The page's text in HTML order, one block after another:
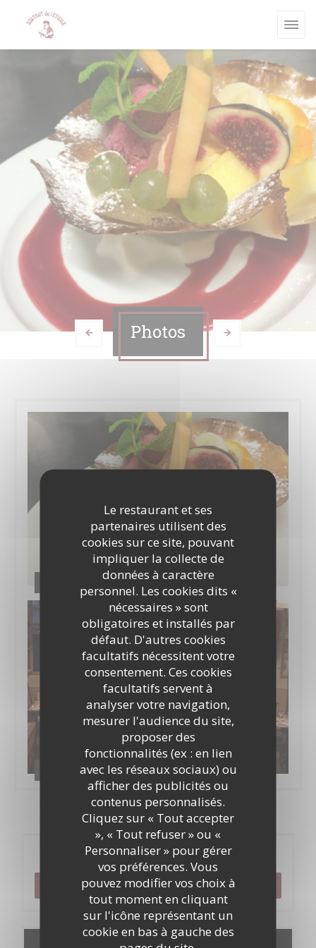
Le restaurant et ses
partenaires utilisent des
cookies sur ce site, pouvant
impliquer la collecte de
données à caractère
personnel. Les cookies dits «
nécessaires » sont
obligatoires et installés par
défaut. D'autres cookies
facultatifs nécessitent votre
consentement. Ces cookies
facultatifs servent à
analyser votre navigation,
mesurer l'audience du site,
proposer des
fonctionnalités (ex : en lien
avec les réseaux sociaux) ou
afficher des publicités ou
contenus personnalisés.
Cliquez sur « Tout accepter
», « Tout refuser » ou «
Personnaliser » pour gérer
vos préférences. Vous
pouvez modifier vos choix à
tout moment en cliquant
sur l'icône représentant un
cookie en bas à gauche des
Photos
Le bistrot de l'etoile
Réservation
RÉSERVER